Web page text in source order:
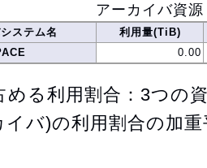
アーカイバ資源
ステム名
利用量(TiB)
0.00
る利用割合：3つの
バ)の利用割合の加重